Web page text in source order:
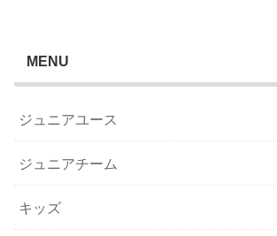
MENU
ジュニアユース
ジュニアチーム
キッズ